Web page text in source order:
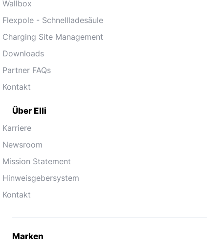
Wallbox
Flexpole - Schnellladesäule
Charging Site Management
Downloads
Partner FAQs
Kontakt
Über Elli
Karriere
Newsroom
Mission Statement
Hinweisgebersystem
Kontakt
Marken